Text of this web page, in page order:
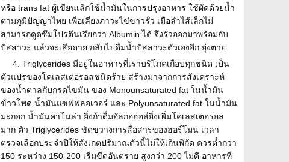
หรือ trans fat ผู้เขียนเลิกใช้น้ำมันในการปรุงอาหาร ใช้ผัดด้วยน้ำ
ตามภูมิปัญญาไทย เพื่อเลี่ยงภาวะไข่ขาวรั่ว เมื่อลำไส้เล็กไม่
สามารถดูดซึมโปรตีนเรียกว่า Albumin ได้ จึงรั่วออกมาพร้อมกับ
ปัสสาวะ แล้วจะเสียดาย กลับไปดื่มน้ำปัสสาวะตัวเองอีก ยุ่งตาย
4. Triglycerides มีอยู่ในอาหารที่เราบริโภคเกือบทุกชนิด เป็น
ตัวแปรของโคเลสเตอรอลชนิดร้าย สร้างมาจากการสังเคราะห์
ของน้ำตาลกับกรดไขมัน ของ Monounsaturated fat ในน้ำมัน
ข้าวโพด น้ำมันแซฟฟลอเวอร์ และ Polyunsaturated fat ในน้ำมัน
มะกอก น้ำมันคาโนล่า ยิ่งถ้าดื่มอัลกอฮอล์ยิ่งเพิ่มโคเลสเตอรอล
มาก ตัว Triglycerides ขัดขวางการสื่อสารของฮอร์โมน เวลา
ตรวจเลือกประจำปีให้สังเกตปริมาณตัวนี้ไม่ให้เกินพิกัด ควรต่ำกว่า
150 ระหว่าง 150-200 เริ่มขีดอันตราย สูงกว่า 200 ไม่ดี อาหารที่